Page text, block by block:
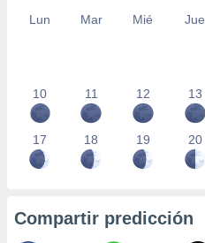
Lun Mar Mié Jue
10 11 12 13
17 18 19 20
Compartir predicción